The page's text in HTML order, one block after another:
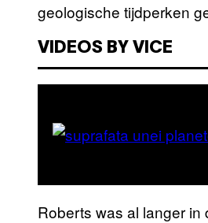
geologische tijdperken
VIDEOS BY VICE
Roberts was al langer